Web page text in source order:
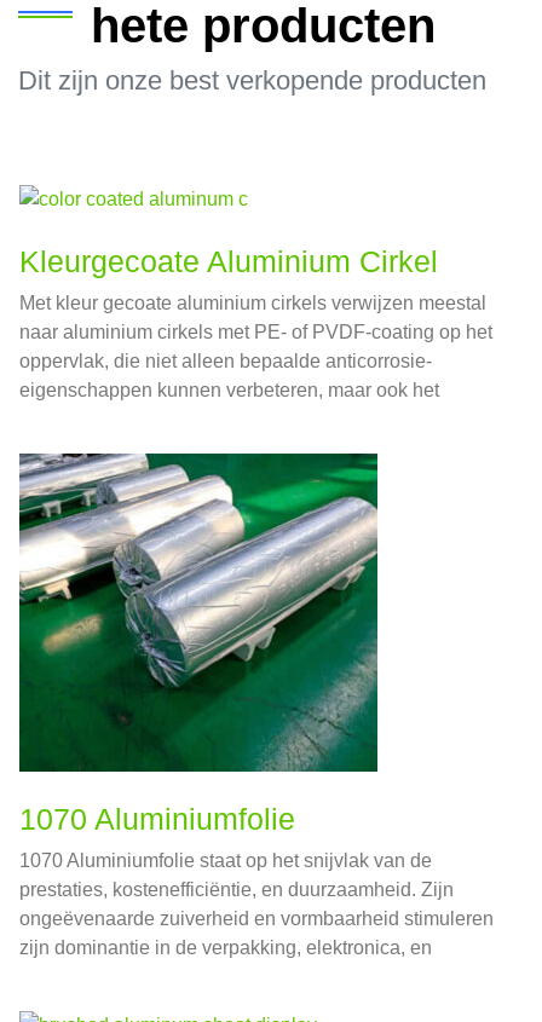
hete producten
Dit zijn onze best verkopende producten
Kleurgecoate Aluminium Cirkel
Met kleur gecoate aluminium cirkels verwijzen meestal
naar aluminium cirkels met PE- of PVDF-coating op het
oppervlak, die niet alleen bepaalde anticorrosie-
eigenschappen kunnen verbeteren, maar ook het
1070 Aluminiumfolie
1070 Aluminiumfolie staat op het snijvlak van de
prestaties, kostenefficiëntie, en duurzaamheid. Zijn
ongeëvenaarde zuiverheid en vormbaarheid stimuleren
zijn dominantie in de verpakking, elektronica, en